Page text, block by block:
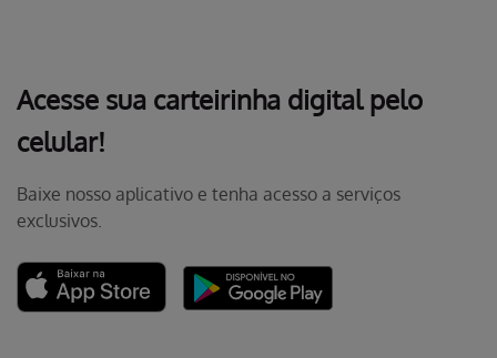
Acesse sua carteirinha digital pelo
celular!
Baixe nosso aplicativo e tenha acesso a serviços
exclusivos.